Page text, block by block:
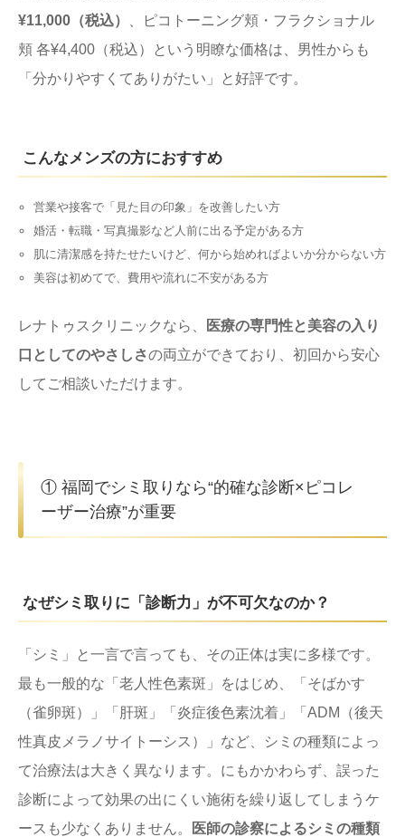
¥11,000（税込）
、ピコトーニング頬・フラクショナル
頬 各¥4,400（税込）という明瞭な価格は、男性からも
「分かりやすくてありがたい」と好評です。
こんなメンズの方におすすめ
営業や接客で「見た目の印象」を改善したい方
婚活・転職・写真撮影など人前に出る予定がある方
肌に清潔感を持たせたいけど、何から始めればよいか分からない方
美容は初めてで、費用や流れに不安がある方
レナトゥスクリニックなら、
医療の専門性と美容の入り
口としてのやさしさの両立ができており、初回から安心
してご相談いただけます。
① 福岡でシミ取りなら“的確な診断×ピコレ
ーザー治療”が重要
なぜシミ取りに「診断力」が不可欠なのか？
「シミ」と一言で言っても、その正体は実に多様です。
最も一般的な「老人性色素斑」をはじめ、「そばかす
（雀卵斑）」「肝斑」「炎症後色素沈着」「ADM（後天
性真皮メラノサイトーシス）」など、シミの種類によっ
て治療法は大きく異なります。にもかかわらず、誤った
診断によって効果の出にくい施術を繰り返してしまうケ
ースも少なくありません。
医師の診察によるシミの種類